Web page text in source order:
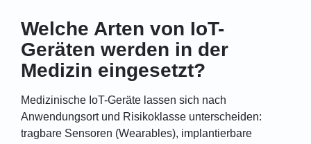
Welche Arten von IoT-
Geräten werden in der
Medizin eingesetzt?
Medizinische IoT-Geräte lassen sich nach
Anwendungsort und Risikoklasse unterscheiden:
tragbare Sensoren (Wearables), implantierbare